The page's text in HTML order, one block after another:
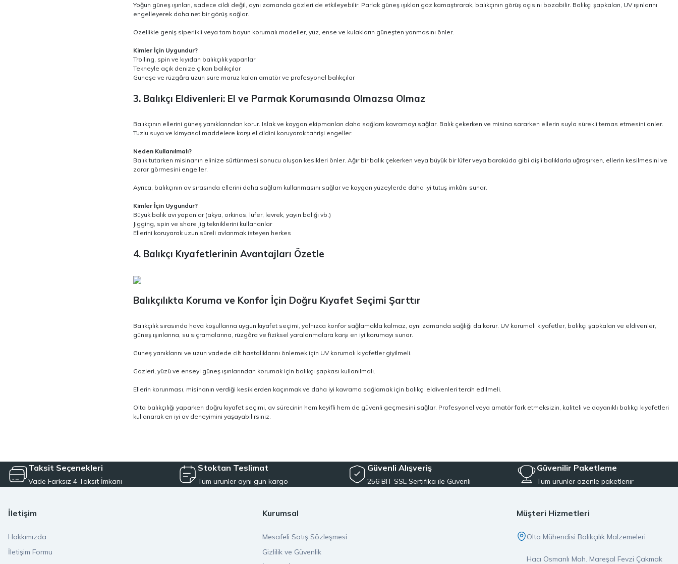
Yoğun güneş ışınları, sadece cildi değil, aynı zamanda gözleri de etkileyebilir. Parlak güneş ışıkları göz kamaştırarak, balıkçının görüş açısını bozabilir. Balıkçı şapkaları, UV ışınlarını
engelleyerek daha net bir görüş sağlar.
Özellikle geniş siperlikli veya tam boyun korumalı modeller, yüz, ense ve kulakların güneşten yanmasını önler.
Kimler İçin Uygundur?
Trolling, spin ve kıyıdan balıkçılık yapanlar
Tekneyle açık denize çıkan balıkçılar
Güneşe ve rüzgâra uzun süre maruz kalan amatör ve profesyonel balıkçılar
3. Balıkçı Eldivenleri: El ve Parmak Korumasında Olmazsa Olmaz
Balıkçının ellerini güneş yanıklarından korur. Islak ve kaygan ekipmanları daha sağlam kavramayı sağlar. Balık çekerken ve misina sararken ellerin suyla sürekli temas etmesini önler.
Tuzlu suya ve kimyasal maddelere karşı el cildini koruyarak tahrişi engeller.
Neden Kullanılmalı?
Balık tutarken misinanın elinize sürtünmesi sonucu oluşan kesikleri önler. Ağır bir balık çekerken veya büyük bir lüfer veya baraküda gibi dişli balıklarla uğraşırken, ellerin kesilmesini ve
zarar görmesini engeller.
Ayrıca, balıkçının av sırasında ellerini daha sağlam kullanmasını sağlar ve kaygan yüzeylerde daha iyi tutuş imkânı sunar.
Kimler İçin Uygundur?
Büyük balık avı yapanlar (akya, orkinos, lüfer, levrek, yayın balığı vb.)
Jigging, spin ve shore jig tekniklerini kullananlar
Ellerini koruyarak uzun süreli avlanmak isteyen herkes
4. Balıkçı Kıyafetlerinin Avantajları Özetle
Balıkçılıkta Koruma ve Konfor İçin Doğru Kıyafet Seçimi Şarttır
Balıkçılık sırasında hava koşullarına uygun kıyafet seçimi, yalnızca konfor sağlamakla kalmaz, aynı zamanda sağlığı da korur. UV korumalı kıyafetler, balıkçı şapkaları ve eldivenler,
güneş ışınlarına, su sıçramalarına, rüzgâra ve fiziksel yaralanmalara karşı en iyi korumayı sunar.
Güneş yanıklarını ve uzun vadede cilt hastalıklarını önlemek için UV korumalı kıyafetler giyilmeli.
Gözleri, yüzü ve enseyi güneş ışınlarından korumak için balıkçı şapkası kullanılmalı.
Ellerin korunması, misinanın verdiği kesiklerden kaçınmak ve daha iyi kavrama sağlamak için balıkçı eldivenleri tercih edilmeli.
Olta balıkçılığı yaparken doğru kıyafet seçimi, av sürecinin hem keyifli hem de güvenli geçmesini sağlar. Profesyonel veya amatör fark etmeksizin, kaliteli ve dayanıklı balıkçı kıyafetleri
kullanarak en iyi av deneyimini yaşayabilirsiniz.
Taksit Seçenekleri
Vade Farksız 4 Taksit İmkanı
Stoktan Teslimat
Tüm ürünler aynı gün kargo
Güvenli Alışveriş
256 BIT SSL Sertifika ile Güvenli
Güvenilir Paketleme
Tüm ürünler özenle paketlenir
İletişim
Hakkımızda
İletişim Formu
Kurumsal
Mesafeli Satış Sözleşmesi
Gizlilik ve Güvenlik
Müşteri Hizmetleri
Olta Mühendisi Balıkçılık Malzemeleri
Hacı Osmanlı Mah. Mareşal Fevzi Çakmak